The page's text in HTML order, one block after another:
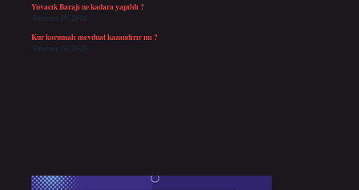
Yuvacık Barajı ne kadara yapıldı ?
Temmuz 19, 2026
Kur korumalı mevduat kazandırır mı ?
Temmuz 14, 2026